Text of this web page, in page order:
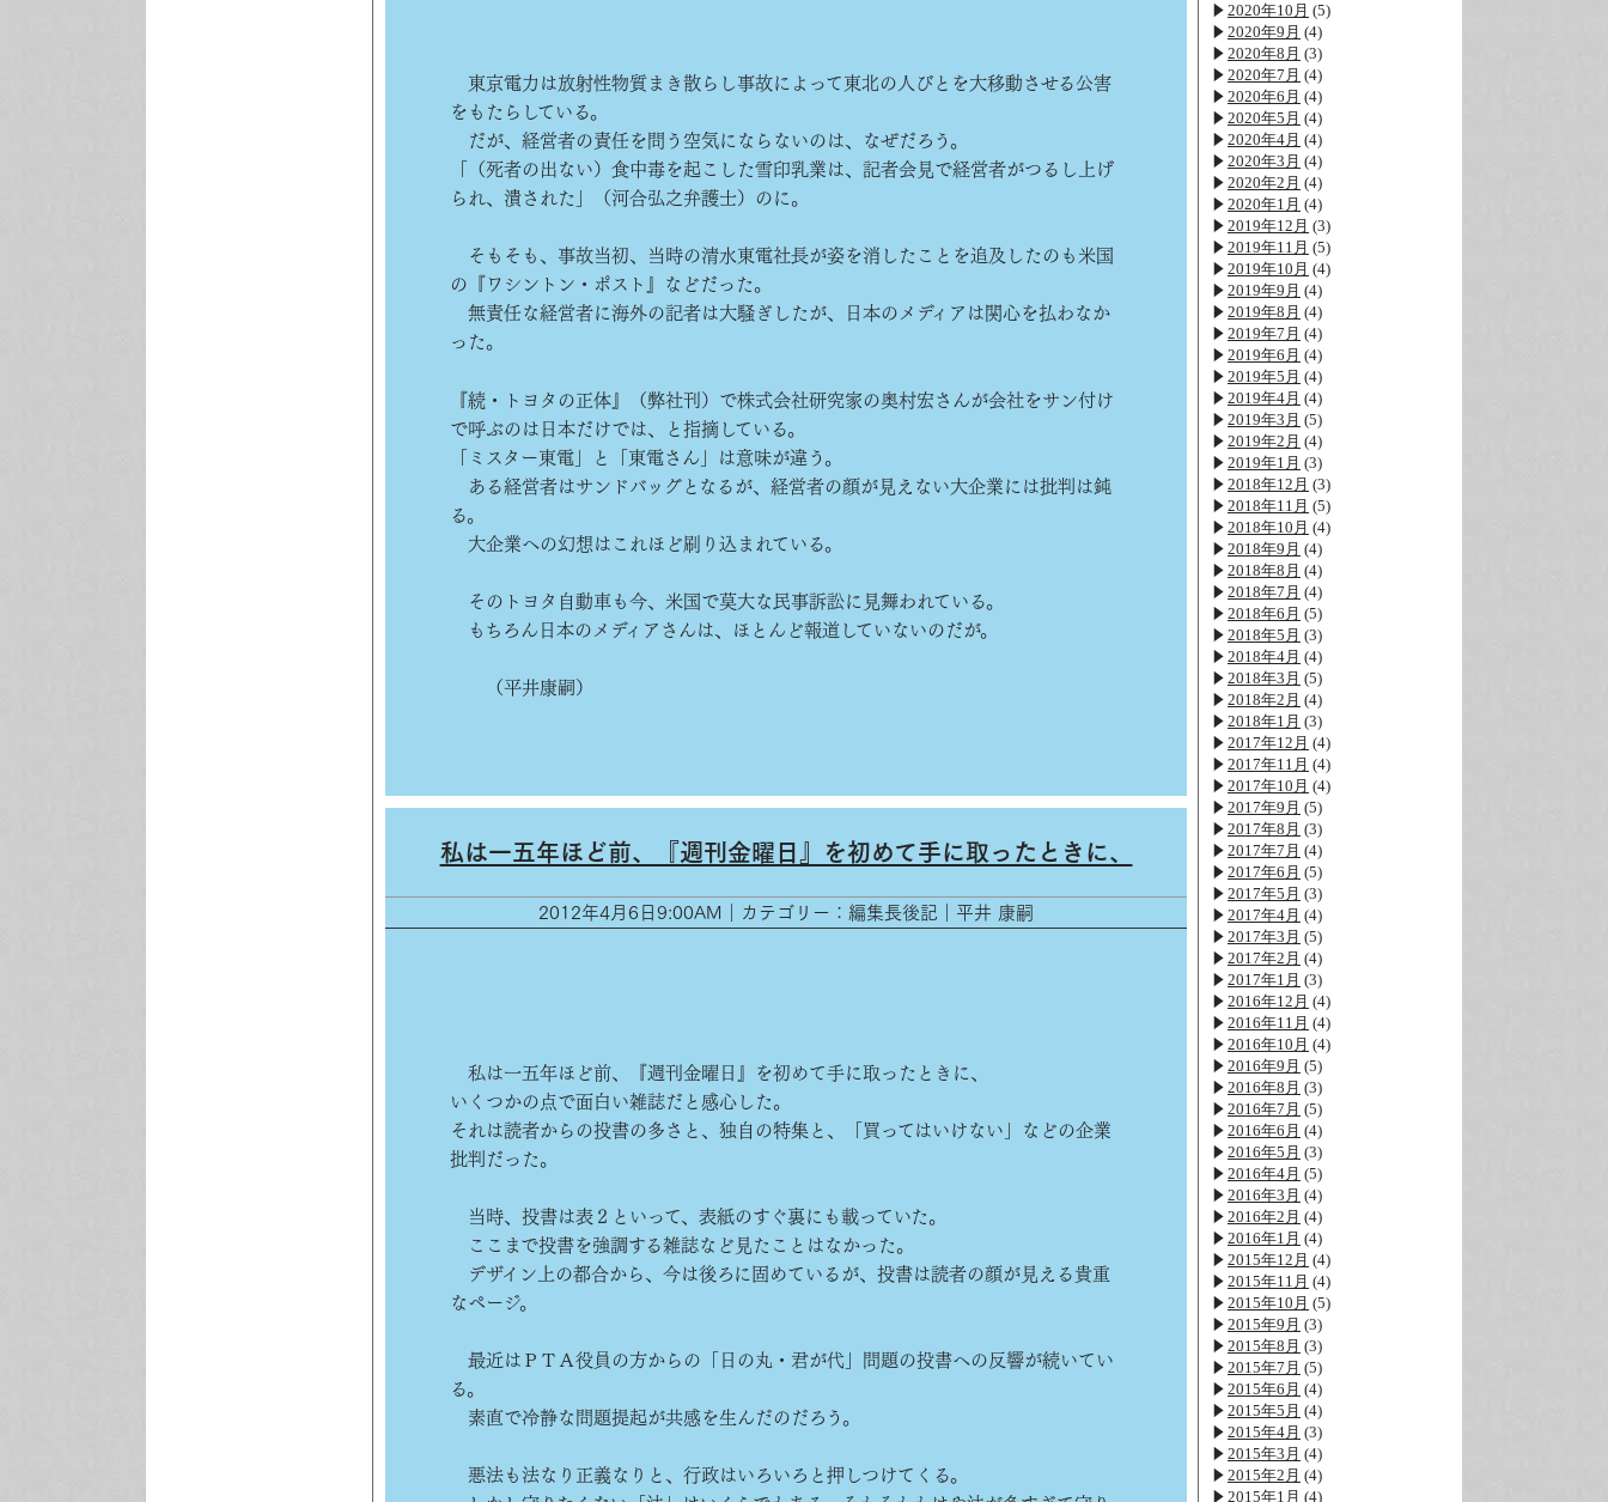
東京電力は放射性物質まき散らし事故によって東北の人びとを大移動させる公害
をもたらしている。
だが、経営者の責任を問う空気にならないのは、なぜだろう。
「（死者の出ない）食中毒を起こした雪印乳業は、記者会見で経営者がつるし上げ
られ、潰された」（河合弘之弁護士）のに。
そもそも、事故当初、当時の清水東電社長が姿を消したことを追及したのも米国
の『ワシントン・ポスト』などだった。
無責任な経営者に海外の記者は大騒ぎしたが、日本のメディアは関心を払わなか
った。
『続・トヨタの正体』（弊社刊）で株式会社研究家の奥村宏さんが会社をサン付け
で呼ぶのは日本だけでは、と指摘している。
「ミスター東電」と「東電さん」は意味が違う。
ある経営者はサンドバッグとなるが、経営者の顔が見えない大企業には批判は鈍
る。
大企業への幻想はこれほど刷り込まれている。
そのトヨタ自動車も今、米国で莫大な民事訴訟に見舞われている。
もちろん日本のメディアさんは、ほとんど報道していないのだが。
（平井康嗣）
私は一五年ほど前、『週刊金曜日』を初めて手に取ったときに、
2012年4月6日9:00AM｜カテゴリー：編集長後記｜平井 康嗣
私は一五年ほど前、『週刊金曜日』を初めて手に取ったときに、
いくつかの点で面白い雑誌だと感心した。
それは読者からの投書の多さと、独自の特集と、「買ってはいけない」などの企業
批判だった。
当時、投書は表２といって、表紙のすぐ裏にも載っていた。
ここまで投書を強調する雑誌など見たことはなかった。
デザイン上の都合から、今は後ろに固めているが、投書は読者の顔が見える貴重
なページ。
最近はＰＴＡ役員の方からの「日の丸・君が代」問題の投書への反響が続いてい
る。
素直で冷静な問題提起が共感を生んだのだろう。
悪法も法なり正義なりと、行政はいろいろと押しつけてくる。
2020年10月 (5)
2020年9月 (4)
2020年8月 (3)
2020年7月 (4)
2020年6月 (4)
2020年5月 (4)
2020年4月 (4)
2020年3月 (4)
2020年2月 (4)
2020年1月 (4)
2019年12月 (3)
2019年11月 (5)
2019年10月 (4)
2019年9月 (4)
2019年8月 (4)
2019年7月 (4)
2019年6月 (4)
2019年5月 (4)
2019年4月 (4)
2019年3月 (5)
2019年2月 (4)
2019年1月 (3)
2018年12月 (3)
2018年11月 (5)
2018年10月 (4)
2018年9月 (4)
2018年8月 (4)
2018年7月 (4)
2018年6月 (5)
2018年5月 (3)
2018年4月 (4)
2018年3月 (5)
2018年2月 (4)
2018年1月 (3)
2017年12月 (4)
2017年11月 (4)
2017年10月 (4)
2017年9月 (5)
2017年8月 (3)
2017年7月 (4)
2017年6月 (5)
2017年5月 (3)
2017年4月 (4)
2017年3月 (5)
2017年2月 (4)
2017年1月 (3)
2016年12月 (4)
2016年11月 (4)
2016年10月 (4)
2016年9月 (5)
2016年8月 (3)
2016年7月 (5)
2016年6月 (4)
2016年5月 (3)
2016年4月 (5)
2016年3月 (4)
2016年2月 (4)
2016年1月 (4)
2015年12月 (4)
2015年11月 (4)
2015年10月 (5)
2015年9月 (3)
2015年8月 (3)
2015年7月 (5)
2015年6月 (4)
2015年5月 (4)
2015年4月 (3)
2015年3月 (4)
2015年2月 (4)
2015年1月 (4)